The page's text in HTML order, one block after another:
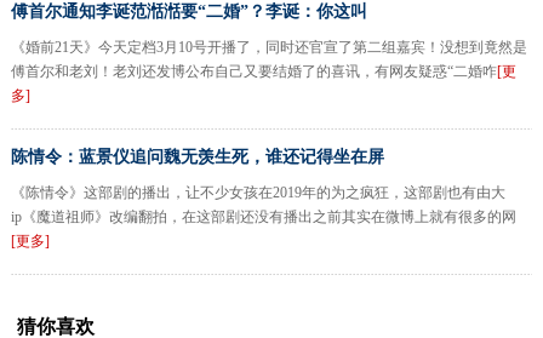
傅首尔通知李诞范湉湉要“二婚”？李诞：你这叫
《婚前21天》今天定档3月10号开播了，同时还官宣了第二组嘉宾！没想到竟然是
傅首尔和老刘！老刘还发博公布自己又要结婚了的喜讯，有网友疑惑“二婚咋[更
多]
陈情令：蓝景仪追问魏无羡生死，谁还记得坐在屏
《陈情令》这部剧的播出，让不少女孩在2019年的为之疯狂，这部剧也有由大
ip《魔道祖师》改编翻拍，在这部剧还没有播出之前其实在微博上就有很多的网
[更多]
猜你喜欢